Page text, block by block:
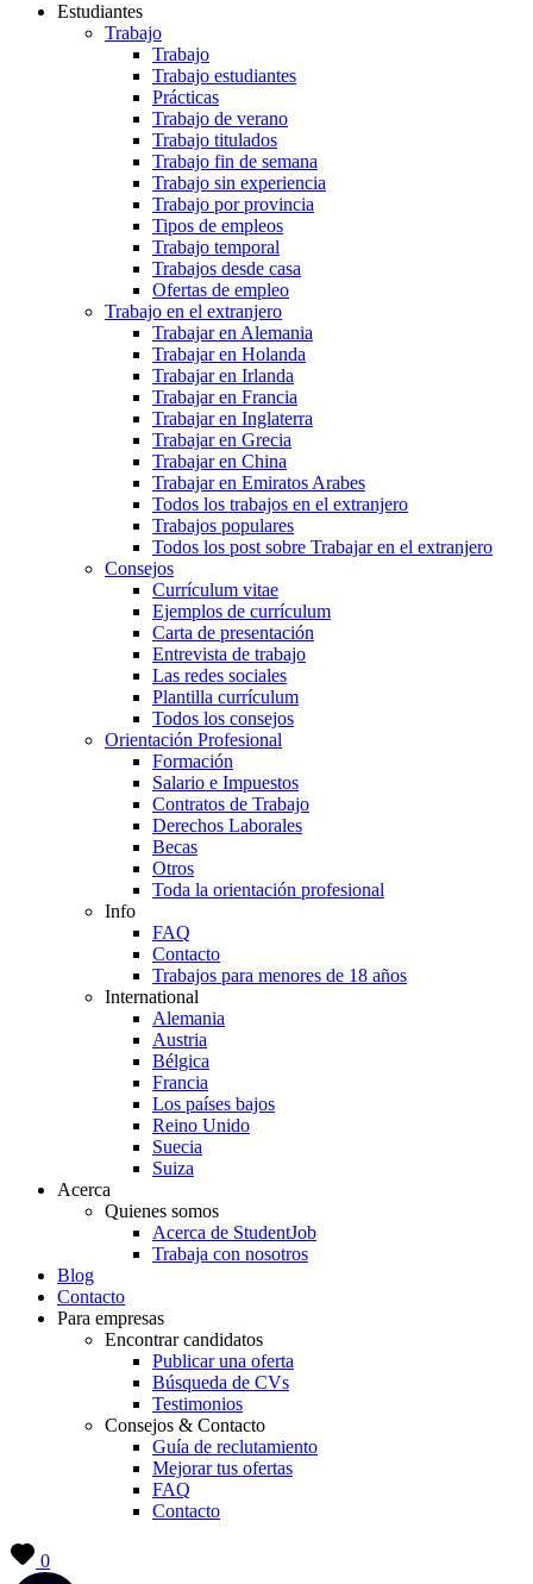
Estudiantes
Trabajo
Trabajo
Trabajo estudiantes
Prácticas
Trabajo de verano
Trabajo titulados
Trabajo fin de semana
Trabajo sin experiencia
Trabajo por provincia
Tipos de empleos
Trabajo temporal
Trabajos desde casa
Ofertas de empleo
Trabajo en el extranjero
Trabajar en Alemania
Trabajar en Holanda
Trabajar en Irlanda
Trabajar en Francia
Trabajar en Inglaterra
Trabajar en Grecia
Trabajar en China
Trabajar en Emiratos Arabes
Todos los trabajos en el extranjero
Trabajos populares
Todos los post sobre Trabajar en el extranjero
Consejos
Currículum vitae
Ejemplos de currículum
Carta de presentación
Entrevista de trabajo
Las redes sociales
Plantilla currículum
Todos los consejos
Orientación Profesional
Formación
Salario e Impuestos
Contratos de Trabajo
Derechos Laborales
Becas
Otros
Toda la orientación profesional
Info
FAQ
Contacto
Trabajos para menores de 18 años
International
Alemania
Austria
Bélgica
Francia
Los países bajos
Reino Unido
Suecia
Suiza
Acerca
Quienes somos
Acerca de StudentJob
Trabaja con nosotros
Blog
Contacto
Para empresas
Encontrar candidatos
Publicar una oferta
Búsqueda de CVs
Testimonios
Consejos & Contacto
Guía de reclutamiento
Mejorar tus ofertas
FAQ
Contacto
0